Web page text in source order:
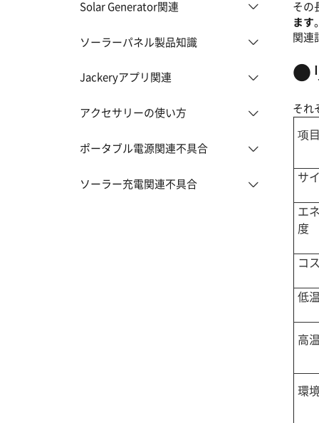
Solar Generator関連
ソーラーパネル製品知識
Jackeryアプリ関連
アクセサリーの使い方
ポータブル電源関連不具合
ソーラー充電関連不具合
その
ます。
関連
●
それ
项目
サ
エ
度
コ
低
高
環